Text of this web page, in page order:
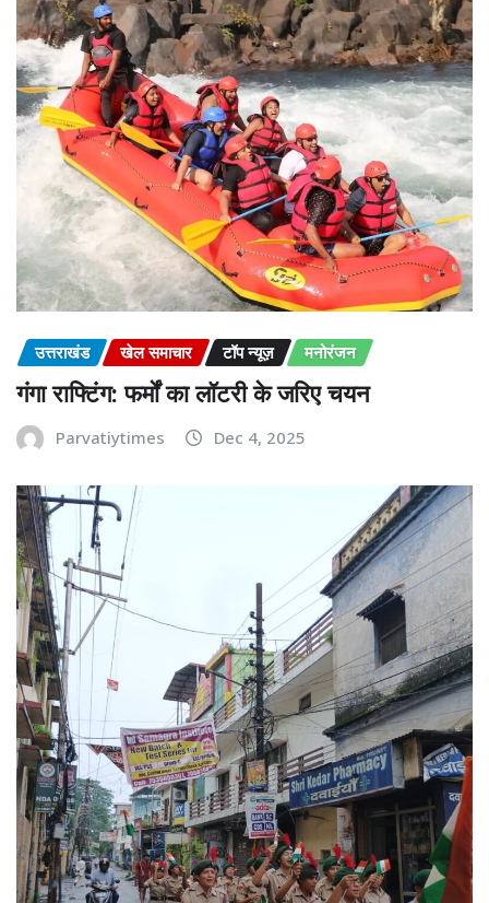
उत्तराखंड खेल समाचार टॉप न्यूज़ मनोरंजन
गंगा राफ्टिंग: फर्मों का लॉटरी के जरिए चयन
Parvatiytimes Dec 4, 2025